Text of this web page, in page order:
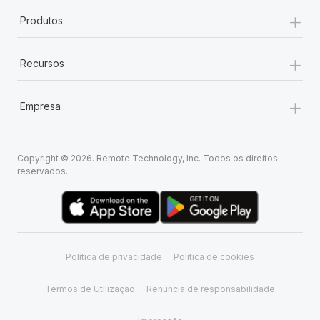
Produtos +
Recursos +
Empresa +
Copyright © 2026. Remote Technology, Inc. Todos os direitos
reservados.
Política de privacidade Política de cookies
Termos de Utilização Renúncia de responsabilidade